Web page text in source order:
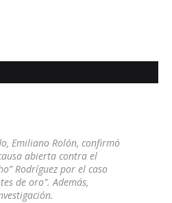
Emiliano Rolón, confirmó
abierta contra el
Rodríguez por el caso
de oro”. Además,